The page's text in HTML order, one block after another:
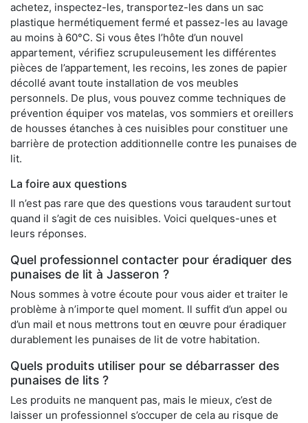
achetez, inspectez-les, transportez-les dans un sac
plastique hermétiquement fermé et passez-les au lavage
au moins à 60°C. Si vous êtes l’hôte d’un nouvel
appartement, vérifiez scrupuleusement les différentes
pièces de l’appartement, les recoins, les zones de papier
décollé avant toute installation de vos meubles
personnels. De plus, vous pouvez comme techniques de
prévention équiper vos matelas, vos sommiers et oreillers
de housses étanches à ces nuisibles pour constituer une
barrière de protection additionnelle contre les punaises de
lit.
La foire aux questions
Il n’est pas rare que des questions vous taraudent surtout
quand il s’agit de ces nuisibles. Voici quelques-unes et
leurs réponses.
Quel professionnel contacter pour éradiquer des
punaises de lit à Jasseron ?
Nous sommes à votre écoute pour vous aider et traiter le
problème à n’importe quel moment. Il suffit d’un appel ou
d’un mail et nous mettrons tout en œuvre pour éradiquer
durablement les punaises de lit de votre habitation.
Quels produits utiliser pour se débarrasser des
punaises de lits ?
Les produits ne manquent pas, mais le mieux, c’est de
laisser un professionnel s’occuper de cela au risque de